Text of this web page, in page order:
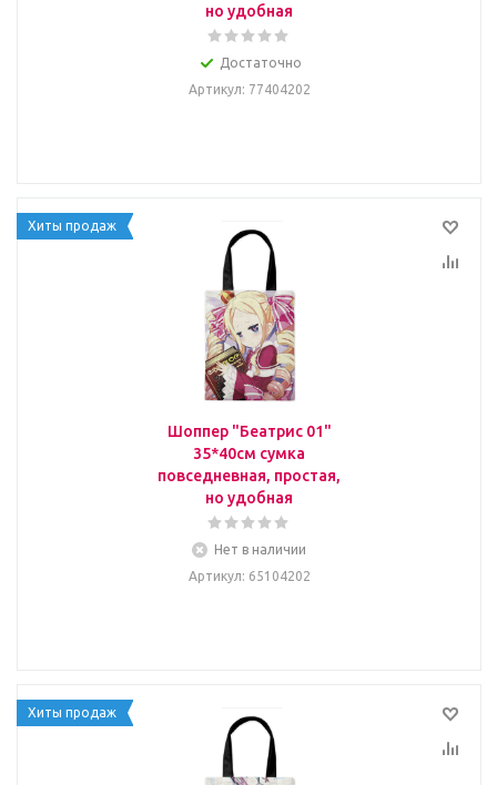
но удобная
Достаточно
Артикул: 77404202
Хиты продаж
Шоппер "Беатрис 01"
35*40см сумка
повседневная, простая,
но удобная
Нет в наличии
Артикул: 65104202
Хиты продаж